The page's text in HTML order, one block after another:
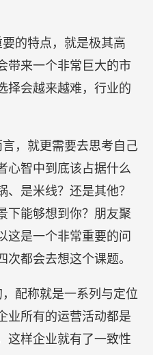
的特点，就是极其高
带来一个非常巨大的市
择会越来越难，行业的
，就更需要去思考自己
心智中到底该占据什么
是米线？还是其他？
下能够想到你？朋友聚
这是一个非常重要的问
都会去想这个课题。
配称就是一系列与定位
业所有的运营活动都是
这样企业就有了一致性